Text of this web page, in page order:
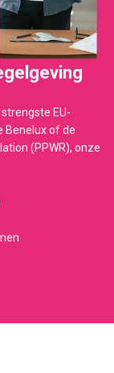
EU-
Benelux of de
(PPWR), onze